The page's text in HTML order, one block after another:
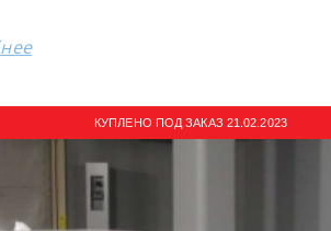
КУПЛЕНО ПОД ЗАКАЗ 21.02.2023